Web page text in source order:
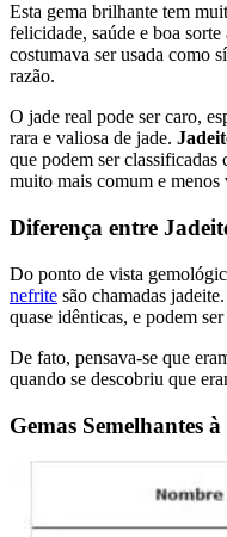
Esta gema brilhante tem
felicidade, saúde e boa
costumava ser usada como
razão.
O jade real pode ser caro,
rara e valiosa de jade.
que podem ser
muito mais comum e menos
Diferença entre
Do ponto de vista
nefrite são chamadas
quase idênticas, e podem
De fato, pensava-se que
quando se descobriu que
Gemas Semelhantes